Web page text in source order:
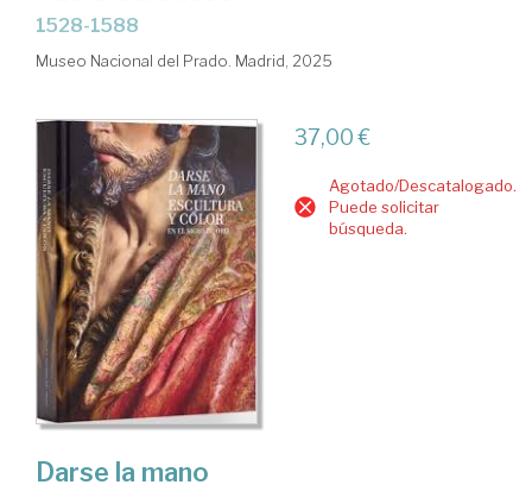
1528-1588
Museo Nacional del Prado. Madrid, 2025
37,00 €
Agotado/Descatalogado.
Puede solicitar
búsqueda.
Darse la mano